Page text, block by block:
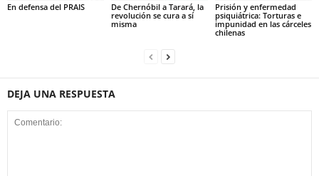
En defensa del PRAIS
De Chernóbil a Tarará, la
revolución se cura a sí
misma
Prisión y enfermedad
psiquiátrica: Torturas e
impunidad en las cárceles
chilenas
DEJA UNA RESPUESTA